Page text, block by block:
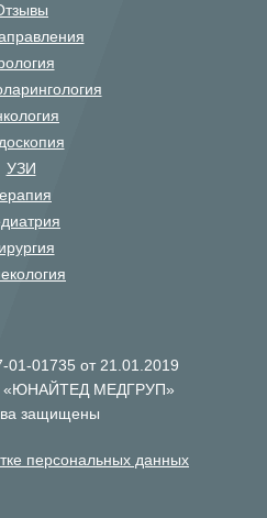
УЗИ
01735 от 21.01.2019
«ЮНАЙТЕД МЕДГРУП»
защищены
персональных данных